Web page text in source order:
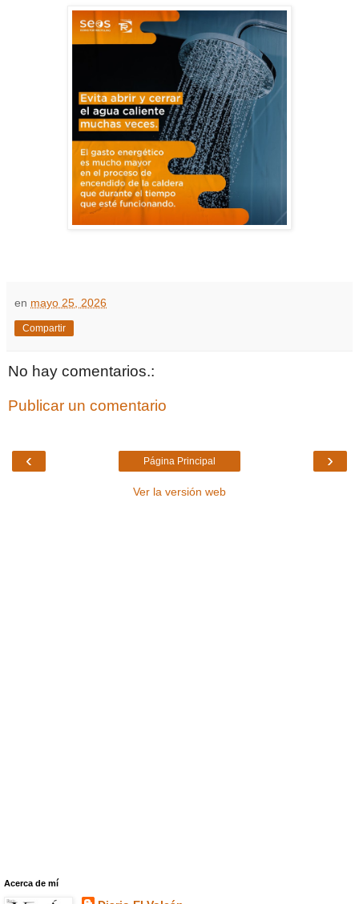
en mayo 25, 2026
Compartir
No hay comentarios.:
Publicar un comentario
‹ ›
Página Principal
Ver la versión web
Acerca de mí